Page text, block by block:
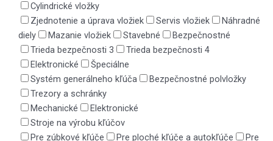
Cylindrické vložky
Zjednotenie a úprava vložiek
Servis vložiek
Náhradné
diely
Mazanie vložiek Stavebné
Bezpečnostné
Trieda bezpečnosti 3
Trieda bezpečnosti 4
Elektronické
Špeciálne
Systém generálneho kľúča
Bezpečnostné polvložky
Trezory a schránky
Mechanické
Elektronické
Stroje na výrobu kľúčov
Pre zúbkové kľúče
Pre ploché kľúče a autokľúče Pre